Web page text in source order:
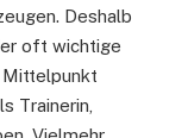
Deshalb
oft wichtige
Mittelpunkt
Trainerin,